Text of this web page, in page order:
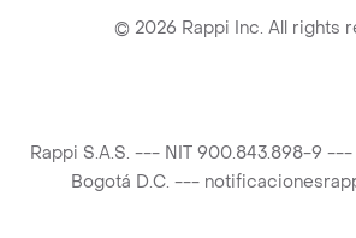
© 2026 Rappi Inc. All rights
Rappi S.A.S. --- NIT 900.843.898-9
Bogotá D.C. ---